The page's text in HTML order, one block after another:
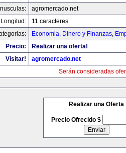
agromercado.net
Longitud:
11 caracteres
Economia, Dinero y Finanzas,
Precio:
Realizar una oferta!
Visitar!
agromercado.net
Serán consideradas
Realizar una Oferta
Precio Ofrecido $